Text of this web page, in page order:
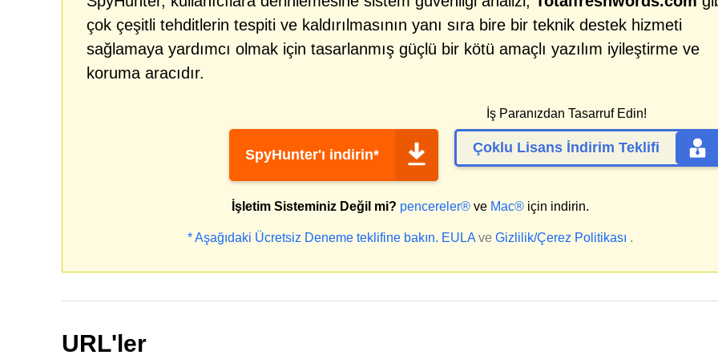
çok çeşitli tehditlerin tespiti ve kaldırılmasının yanı sıra bire bir teknik destek hizmeti
sağlamaya yardımcı olmak için tasarlanmış güçlü bir kötü amaçlı yazılım iyileştirme ve
koruma aracıdır.
SpyHunter'ı indirin*
İş Paranızdan Tasarruf Edin!
Çoklu Lisans İndirim Teklifi
İşletim Sisteminiz Değil mi? pencereler® ve Mac® için indirin.
* Aşağıdaki Ücretsiz Deneme teklifine bakın. EULA ve Gizlilik/Çerez Politikası .
URL'ler